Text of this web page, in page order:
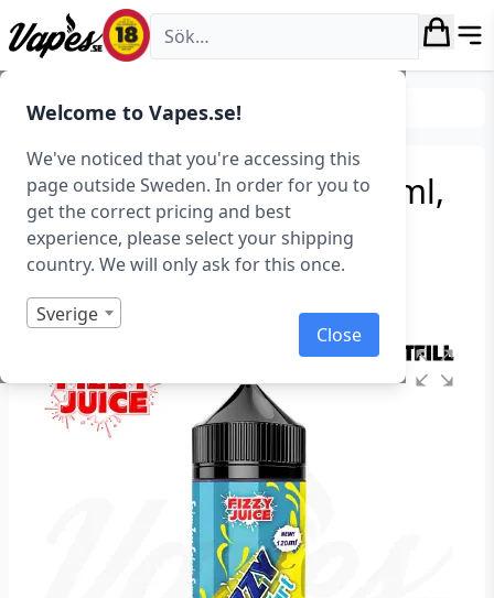
Welcome to Vapes.se!
We've noticed that you're accessing this
page outside Sweden. In order for you to
get the correct pricing and best
experience, please select your shipping
country. We will only ask for this once.
Sverige
Close
Vapes.se
E-juice Shortfills
Fizzy – Lemon Tart (100 ml,
Shortfill)
Art.nr: 39049
I lager